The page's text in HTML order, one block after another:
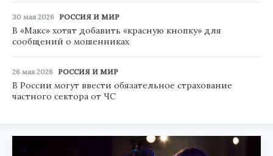
30 мая 2026 РОССИЯ И МИР
В «Макс» хотят добавить «красную кнопку» для
сообщений о мошенниках
26 мая 2026 РОССИЯ И МИР
В России могут ввести обязательное страхование
частного сектора от ЧС